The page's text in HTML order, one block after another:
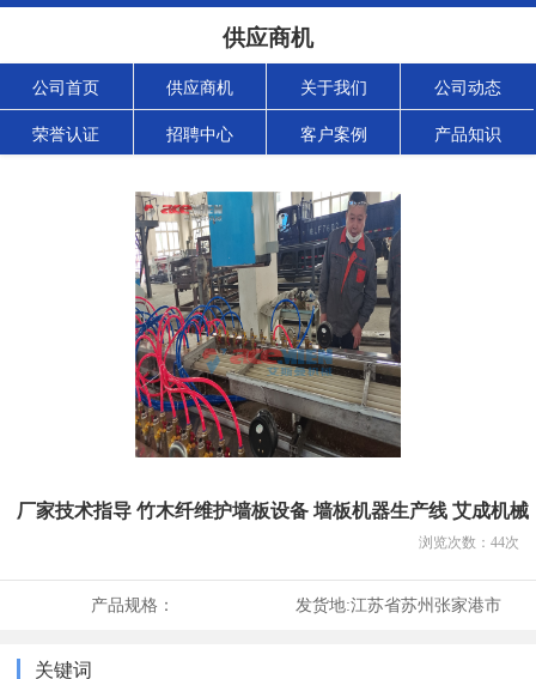
供应商机
公司首页 供应商机 关于我们 公司动态
荣誉认证 招聘中心 客户案例 产品知识
厂家技术指导 竹木纤维护墙板设备 墙板机器生产线 艾成机械
浏览次数： 44次
产品规格： 发货地:江苏省苏州张家港市
关键词